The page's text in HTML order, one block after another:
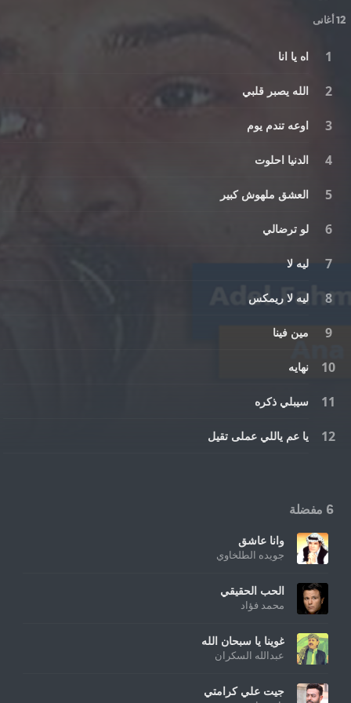
12 أغانى
اه يا انا
الله يصبر قلبي
اوعه تندم يوم
الدنيا احلوت
العشق ملهوش كبير
لو ترضالي
ليه لا
ليه لا ريمكس
مين فينا
نهايه
سيبلي ذكره
يا عم ياللي عملى تقيل
6 مفضلة
وانا عاشق
جويده الطلخاوي
الحب الحقيقي
محمد فؤاد
غوينا يا سبحان الله
عبدالله السكران
جيت علي كرامتي